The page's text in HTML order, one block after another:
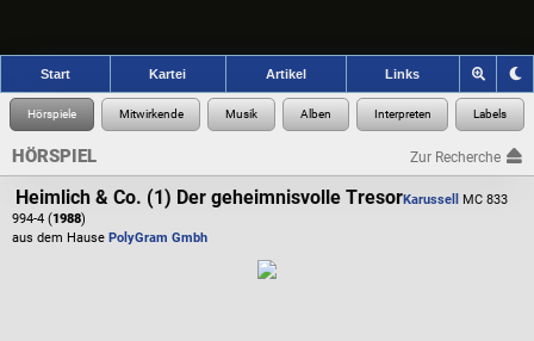
Start Kartei Artikel Links
HÖRSPIEL Zur Recherche
Heimlich & Co. (1) Der geheimnisvolle TresorKarussell
MC 833
994-4 (1988)
aus dem Hause PolyGram Gmbh